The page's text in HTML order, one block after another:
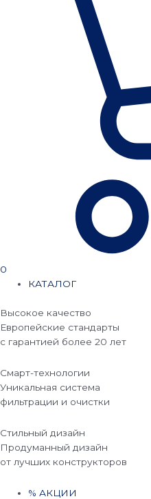
0
КАТАЛОГ
Высокое качество
Европейские стандарты
с гарантией более 20 лет
Смарт-технологии
Уникальная система
фильтрации и очистки
Стильный дизайн
Продуманный дизайн
от лучших конструкторов
% АКЦИИ